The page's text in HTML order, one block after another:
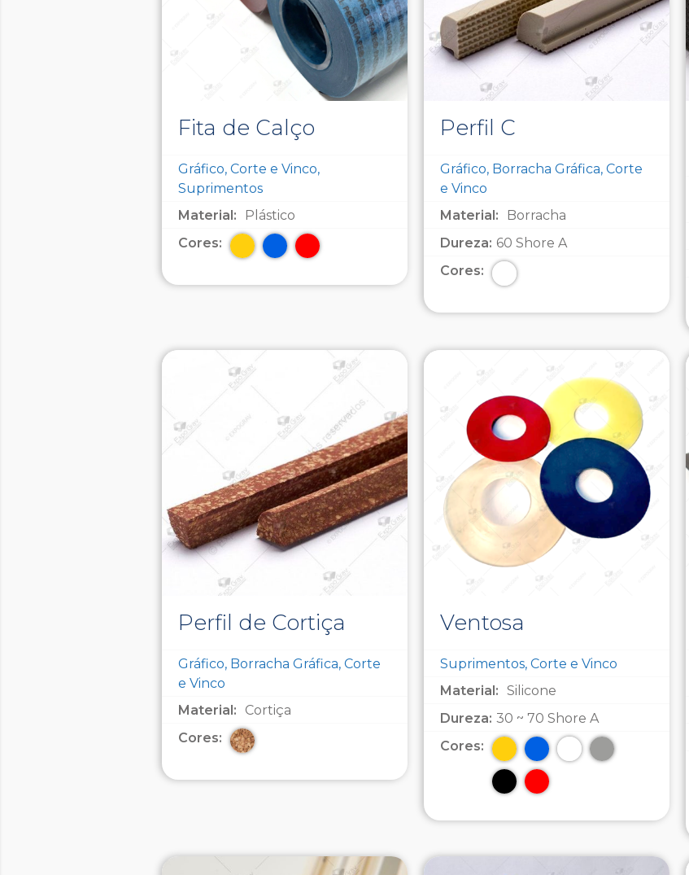
Fita de Calço
Gráfico, Corte e Vinco,
Suprimentos
Material:
Plástico
Cores:
Perfil C
Gráfico, Borracha Gráfica, Corte
e Vinco
Material:
Borracha
Dureza: 60 Shore A
Cores:
Perfil de Cortiça
Gráfico, Borracha Gráfica, Corte
e Vinco
Material:
Cortiça
Cores:
Ventosa
Suprimentos, Corte e Vinco
Material: Silicone
Dureza: 30 ~ 70 Shore A
Cores: